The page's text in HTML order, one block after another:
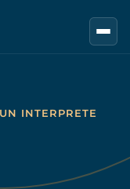
INTERPRETE